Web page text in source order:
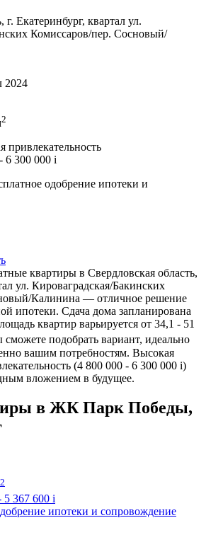
г. Екатеринбург, квартал ул.
Комиссаров/пер. Сосновый/
2024
2
привлекательность
6 300 000 i
одобрение ипотеки и
квартиры в Свердловская область,
ул. Кироваградская/Бакинских
Калинина — отличное решение
ипотеки. Сдача дома запланирована
квартир варьируется от 34,1 - 51
сможете подобрать вариант, идеально
вашим потребностям. Высокая
(4 800 000 - 6 300 000 i)
вложением в будущее.
в ЖК Парк Победы,
2
5 367 600 i
ипотеки и сопровождение